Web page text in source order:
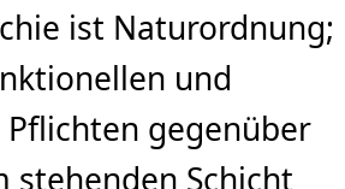
ist Naturordnung;
und
gegenüber
stehenden Schicht